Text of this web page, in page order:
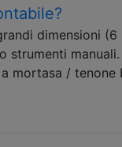
dimensioni
strumenti
mortasa /